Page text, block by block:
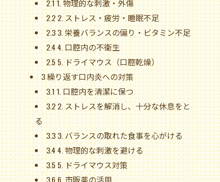
2.11. 物理的な刺激・外傷
2.22. ストレス・疲労・睡眠不足
2.33. 栄養バランスの偏り・ビタミン不足
2.44. 口腔内の不衛生
2.55. ドライマウス（口腔乾燥）
3繰り返す口内炎への対策
3.11. 口腔内を清潔に保つ
3.22. ストレスを解消し、十分な休息をと
る
3.33. バランスの取れた食事を心がける
3.44. 物理的な刺激を避ける
3.55. ドライマウス対策
3.66. 市販薬の活用